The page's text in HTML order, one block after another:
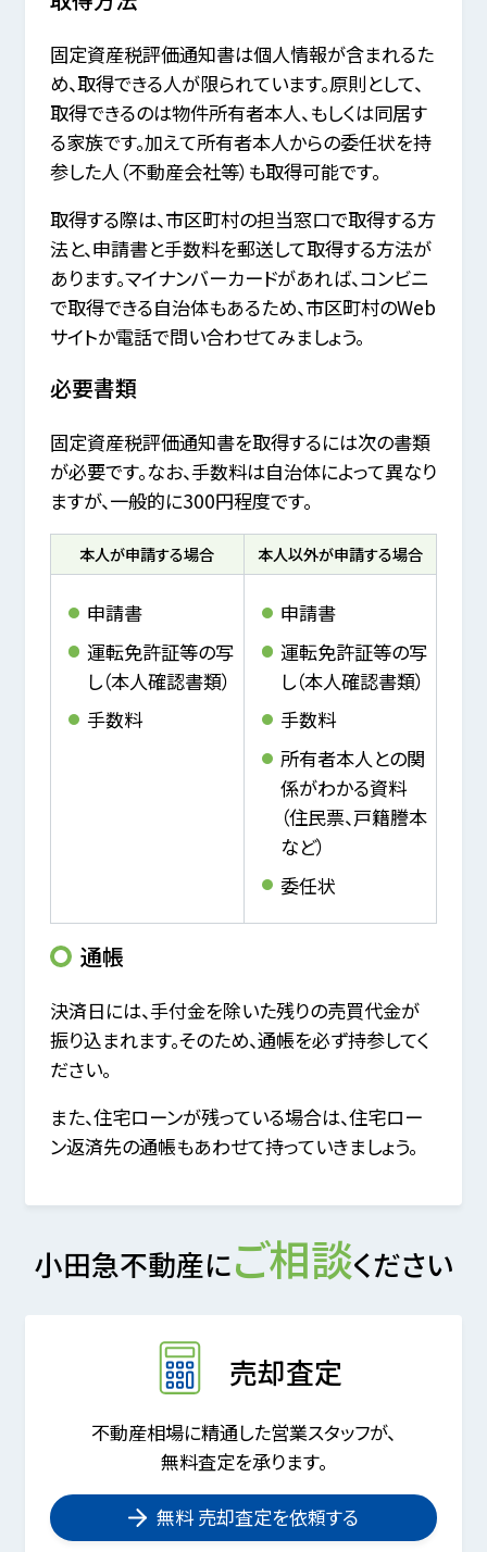
固定資産税評価通知書は個人情報が含まれるた
め、取得できる人が限られています。原則として、
取得できるのは物件所有者本人、もしくは同居す
る家族です。加えて所有者本人からの委任状を持
参した人（不動産会社等）も取得可能です。
取得する際は、市区町村の担当窓口で取得する方
法と、申請書と手数料を郵送して取得する方法が
あります。マイナンバーカードがあれば、コンビニ
で取得できる自治体もあるため、市区町村のWeb
サイトか電話で問い合わせてみましょう。
必要書類
固定資産税評価通知書を取得するには次の書類
が必要です。なお、手数料は自治体によって異なり
ますが、一般的に300円程度です。
本人が申請する場合 本人以外が申請する場合
申請書
運転免許証等の写
し（本人確認書類）
手数料
申請書
運転免許証等の写
し（本人確認書類）
手数料
所有者本人との関
係がわかる資料
（住民票、戸籍謄本
など）
委任状
通帳
決済日には、手付金を除いた残りの売買代金が
振り込まれます。そのため、通帳を必ず持参してく
ださい。
また、住宅ローンが残っている場合は、住宅ロー
ン返済先の通帳もあわせて持っていきましょう。
小田急不動産にご相談ください
売却査定
不動産相場に精通した営業スタッフが、
無料査定を承ります。
無料 売却査定を依頼する